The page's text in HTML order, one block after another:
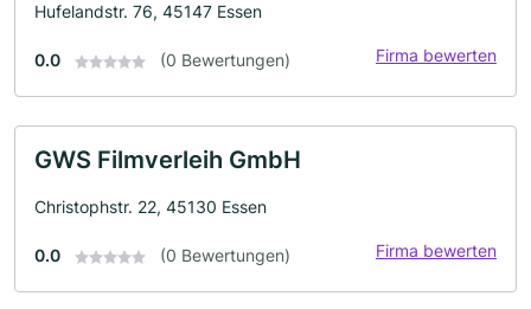
Hufelandstr. 76, 45147 Essen
0.0 (0 Bewertungen) Firma bewerten
GWS Filmverleih GmbH
Christophstr. 22, 45130 Essen
0.0 (0 Bewertungen) Firma bewerten